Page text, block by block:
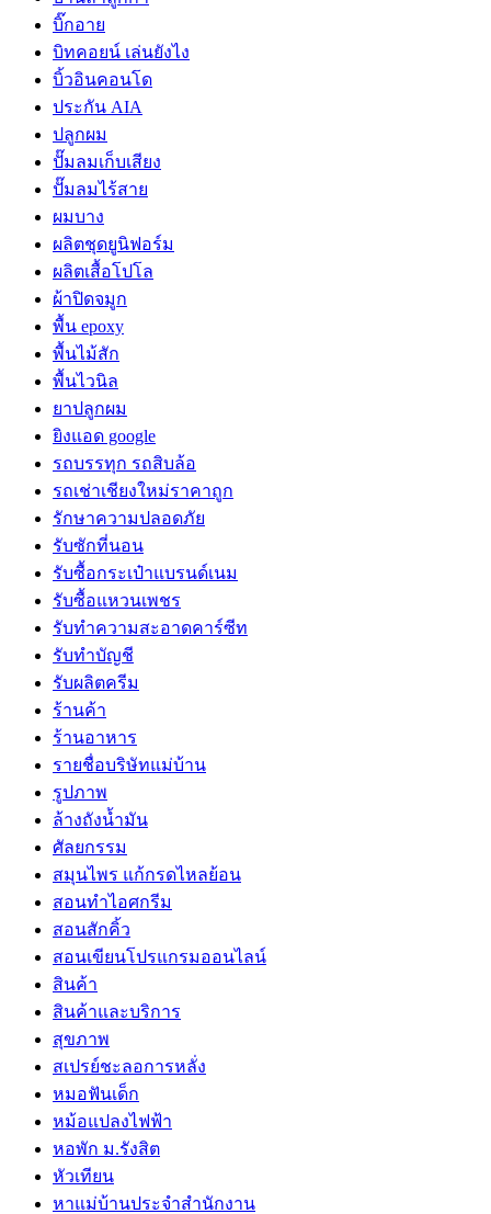
บิ๊กอาย
บิทคอยน์ เล่นยังไง
บิ้วอินคอนโด
ประกัน AIA
ปลูกผม
ปั๊มลมเก็บเสียง
ปั๊มลมไร้สาย
ผมบาง
ผลิตชุดยูนิฟอร์ม
ผลิตเสื้อโปโล
ผ้าปิดจมูก
พื้น epoxy
พื้นไม้สัก
พื้นไวนิล
ยาปลูกผม
ยิงแอด google
รถบรรทุก รถสิบล้อ
รถเช่าเชียงใหม่ราคาถูก
รักษาความปลอดภัย
รับซักที่นอน
รับซื้อกระเป๋าแบรนด์เนม
รับซื้อแหวนเพชร
รับทำความสะอาดคาร์ซีท
รับทำบัญชี
รับผลิตครีม
ร้านค้า
ร้านอาหาร
รายชื่อบริษัทแม่บ้าน
รูปภาพ
ล้างถังน้ำมัน
ศัลยกรรม
สมุนไพร แก้กรดไหลย้อน
สอนทำไอศกรีม
สอนสักคิ้ว
สอนเขียนโปรแกรมออนไลน์
สินค้า
สินค้าและบริการ
สุขภาพ
สเปรย์ชะลอการหลั่ง
หมอฟันเด็ก
หม้อแปลงไฟฟ้า
หอพัก ม.รังสิต
หัวเทียน
หาแม่บ้านประจำสำนักงาน